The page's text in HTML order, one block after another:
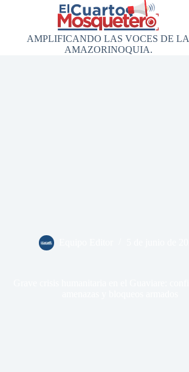
AMPLIFICANDO LAS VOCES DE LA
AMAZORINOQUIA.